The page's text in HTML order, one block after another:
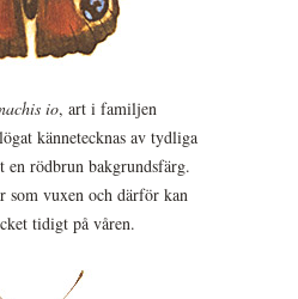
io, art i familjen
kännetecknas av tydliga
en rödbrun bakgrundsfärg.
som vuxen och därför kan
tidigt på våren.